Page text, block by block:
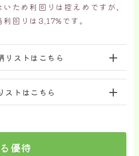
ため利回りは控えめですが、
回りは3.17%です。
リストはこちら
ストはこちら
優待